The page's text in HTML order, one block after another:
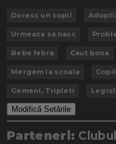
Doresc un copil
Urmeaza sa nasc
Bebe febra Caut bona
Mergem la scoala
Gemeni, Tripleti
Modifică Setările
Parteneri: